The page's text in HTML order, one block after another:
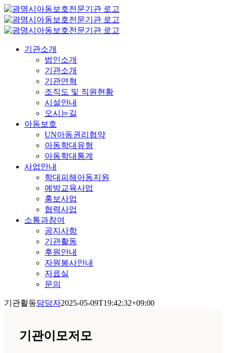
콘
텐
츠
기관소개
법인소개
기관소개
기관연혁
조직도 및 직원현황
시설안내
오시는길
아동보호
UN아동권리협약
아동학대유형
아동학대통계
사업안내
학대피해아동지원
예방교육사업
홍보사업
협력사업
소통과참여
공지사항
기관활동
후원안내
자원봉사안내
자료실
문의
기관활동담당자2025-05-09T19:42:32+09:00
기관이모저모